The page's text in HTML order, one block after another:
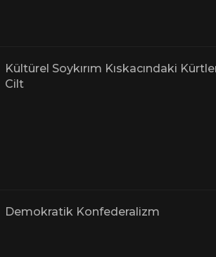
Kültürel Soykırım Kıskacındaki
Cilt
Demokratik Konfederalizm